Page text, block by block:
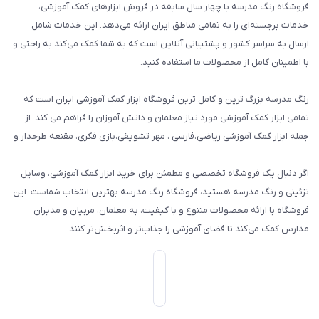
طرح های تشویقی
گیفت ها و جوایز
سایر محصولات
فروشگاه رنگ مدرسه با چهار سال سابقه در فروش ابزارهای کمک آموزشی،
خدمات برجسته‌ای را به تمامی مناطق ایران ارائه می‌دهد. این خدمات شامل
ارسال به سراسر کشور و پشتیبانی آنلاین است که به شما کمک می‌کند به راحتی و
با اطمینان کامل از محصولات ما استفاده کنید.
رنگ مدرسه بزرگ ترین و کامل ترین فروشگاه ابزار کمک آموزشی ایران است که
تمامی ابزار کمک آموزشی مورد نیاز معلمان و دانش آموزان را فراهم می کند. از
جمله ابزار کمک آموزشی ریاضی،فارسی ، مهر تشویقی،بازی فکری، مقنعه طرحدار و
…
اگر دنبال یک فروشگاه تخصصی و مطمئن برای خرید ابزار کمک آموزشی، وسایل
تزئینی و رنگ مدرسه هستید، فروشگاه رنگ مدرسه بهترین انتخاب شماست. این
فروشگاه با ارائه محصولات متنوع و با کیفیت، به معلمان، مربیان و مدیران
مدارس کمک می‌کند تا فضای آموزشی را جذاب‌تر و اثربخش‌تر کنند.